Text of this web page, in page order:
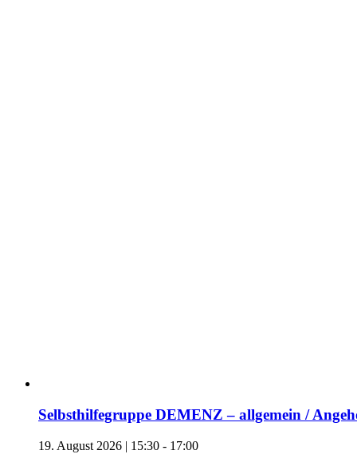
Selbsthilfegruppe DEMENZ – allgemein /
19. August 2026 | 15:30 - 17:00